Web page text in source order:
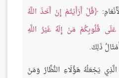
قُلْ أَرَأَيْتُمْ إِنْ أَخَذَ اللَّهُ
قُلُوبِكُمْ مَنْ إِلَهٌ غَيْرُ اللَّهِ
يَجْعَلُهُ هَؤُلَاءِ النُّظَّارُ وَمَنْ